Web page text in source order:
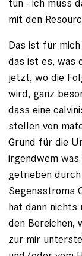
tun - ich muss
mit den
Das ist für
das ist es, was
jetzt, wo die
wird, ganz
dass eine
stellen von
Grund für die
irgendwem was
getrieben
Segensstroms
hat dann nichts
den Bereichen,
zur mir